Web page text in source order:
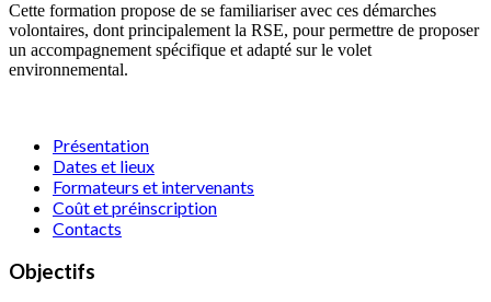
Cette formation propose de se familiariser avec ces démarches
volontaires, dont principalement la RSE, pour permettre de proposer
un accompagnement spécifique et adapté sur le volet
environnemental.
Présentation
Dates et lieux
Formateurs et intervenants
Coût et préinscription
Contacts
Objectifs